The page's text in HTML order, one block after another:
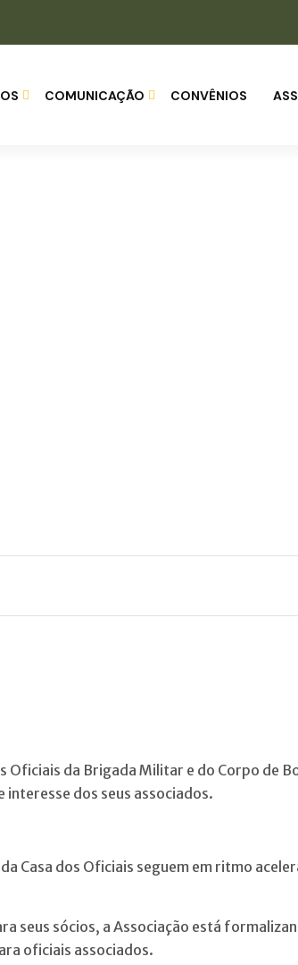
COMUNICAÇÃO CONVÊNIOS
Oficiais da Brigada Militar e do Corpo de
dos seus associados.
Casa dos Oficiais seguem em ritmo
seus sócios, a Associação está
oficiais associados.